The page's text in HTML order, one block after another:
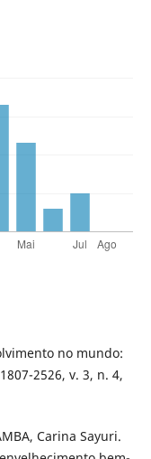
no mundo:
2526, v. 3, n. 4,
Carina Sayuri.